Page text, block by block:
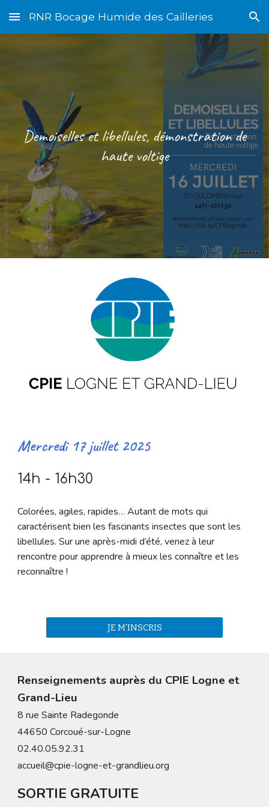
Skip to main content Skip to navigation
RNR Bocage Humide des Cailleries
Demoiselles et libellules, démonstration de
haute voltige
Mercredi 17 juillet 2025
14h - 16h30
Colorées, agiles, rapides… Autant de mots qui
caractérisent bien les fascinants insectes que sont les
libellules. Sur une après-midi d’été, venez à leur
rencontre pour apprendre à mieux les connaître et les
reconnaître !
JE M'INSCRIS
Renseignements auprès du CPIE Logne et
Grand-Lieu
8 rue Sainte Radegonde
44650 Corcoué-sur-Logne
02.40.05.92.31
accueil@cpie-logne-et-grandlieu.org
SORTIE GRATUITE